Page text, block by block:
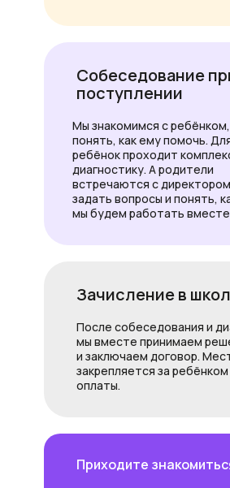
Собеседование
поступлении
Мы знакомимся с
понять, как ему помочь.
ребёнок проходит
диагностику. А родители
встречаются с
задать вопросы и понять,
мы будем работать
Зачисление в
После собеседования и
мы вместе принимаем
и заключаем договор.
закрепляется за
оплаты.
Приходите